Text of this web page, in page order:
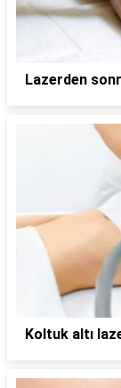
Lazerden
Koltuk altı